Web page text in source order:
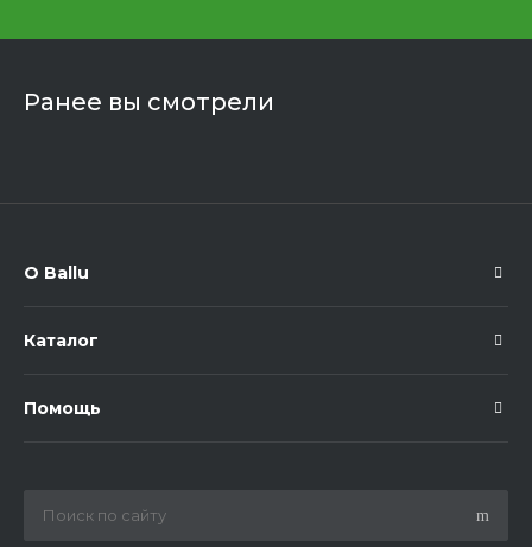
Ранее вы смотрели
О Ballu
Каталог
Помощь